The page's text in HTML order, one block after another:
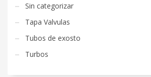
Sin categorizar
Tapa Valvulas
Tubos de exosto
Turbos